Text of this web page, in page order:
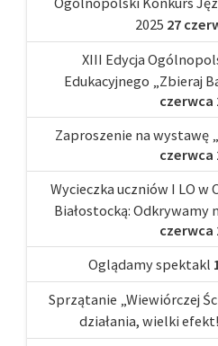
2025 27
XIII Edycja
Edukacyjnego „Zbieraj
czerwca
Zaproszenie na wystawę
czerwca
Wycieczka uczniów I LO w
Białostocką: Odkrywamy
czerwca
Oglądamy spektakl
Sprzątanie „Wiewiórczej
działania, wielki efekt!